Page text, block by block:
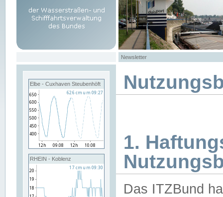
Newsletter
Elbe - Cuxhaven Steubenhöft
RHEIN - Koblenz
1.
Das ITZBund